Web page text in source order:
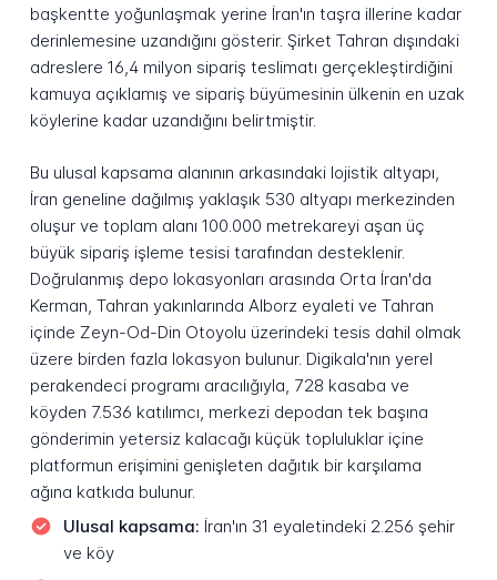
başkentte yoğunlaşmak yerine İran'ın taşra illerine kadar
derinlemesine uzandığını gösterir. Şirket Tahran dışındaki
adreslere 16,4 milyon sipariş teslimatı gerçekleştirdiğini
kamuya açıklamış ve sipariş büyümesinin ülkenin en uzak
köylerine kadar uzandığını belirtmiştir.
Bu ulusal kapsama alanının arkasındaki lojistik altyapı,
İran geneline dağılmış yaklaşık 530 altyapı merkezinden
oluşur ve toplam alanı 100.000 metrekareyi aşan üç
büyük sipariş işleme tesisi tarafından desteklenir.
Doğrulanmış depo lokasyonları arasında Orta İran'da
Kerman, Tahran yakınlarında Alborz eyaleti ve Tahran
içinde Zeyn-Od-Din Otoyolu üzerindeki tesis dahil olmak
üzere birden fazla lokasyon bulunur. Digikala'nın yerel
perakendeci programı aracılığıyla, 728 kasaba ve
köyden 7.536 katılımcı, merkezi depodan tek başına
gönderimin yetersiz kalacağı küçük topluluklar içine
platformun erişimini genişleten dağıtık bir karşılama
ağına katkıda bulunur.
Ulusal kapsama: İran'ın 31 eyaletindeki 2.256 şehir
ve köy